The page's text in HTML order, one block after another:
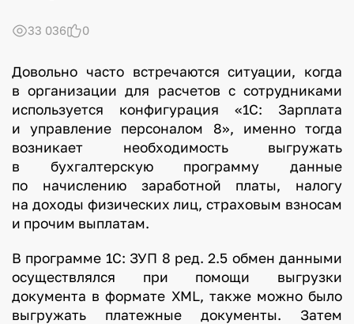
33 036 0
Довольно часто встречаются ситуации, когда
в организации для расчетов с сотрудниками
используется конфигурация «1С: Зарплата
и управление персоналом 8», именно тогда
возникает необходимость выгружать
в бухгалтерскую программу данные
по начислению заработной платы, налогу
на доходы физических лиц, страховым взносам
и прочим выплатам.
В программе 1С: ЗУП 8 ред. 2.5 обмен данными
осуществлялся при помощи выгрузки
документа в формате XML, также можно было
выгружать платежные документы. Затем